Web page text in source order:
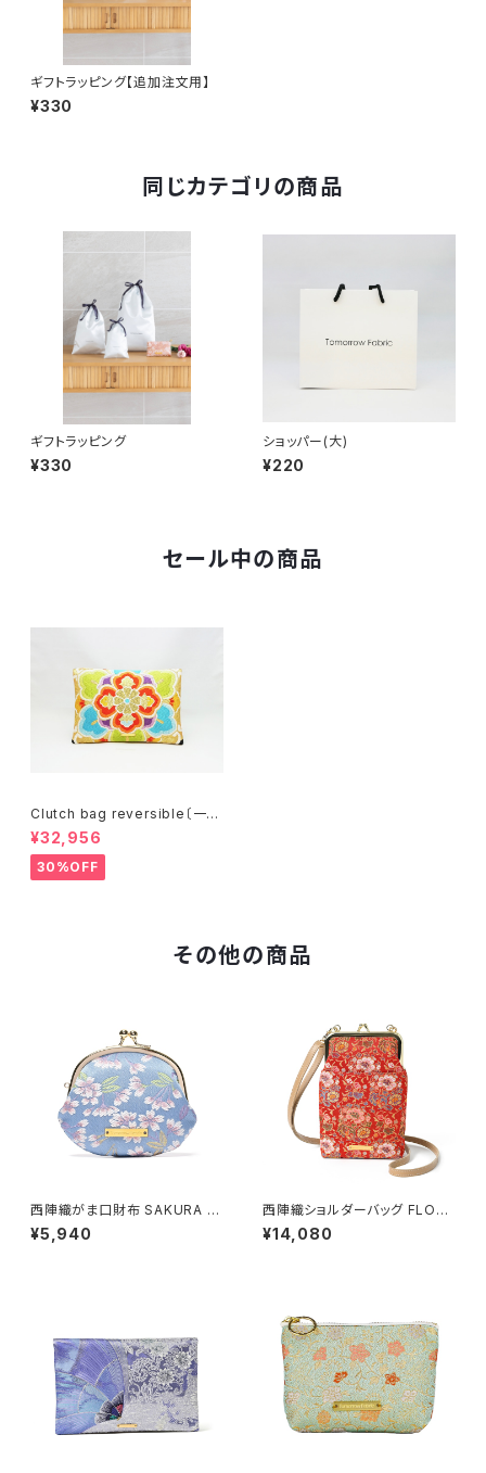
ギフトラッピング【追加注文用】
¥330
同じカテゴリの商品
ギフトラッピング
¥330
ショッパー(大)
¥220
セール中の商品
Clutch bag reversible〔一点
物〕C077R
¥32,956
30%OFF
その他の商品
西陣織がま口財布 SAKURA /
NWG1
¥5,940
西陣織ショルダーバッグ FLORA
L / NSS6
¥14,080